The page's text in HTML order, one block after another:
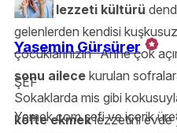
Sokak lezzeti kültürü
gelenlerden kendisi
çocuklarınızın "Anne çok
sonu ailece kurulan
Sokaklarda mis gibi kokusuyla
köfte ekmeklezzetini evde
Yasemin Gürsürer
ŞEF
Yemek.com şefi ve içerik